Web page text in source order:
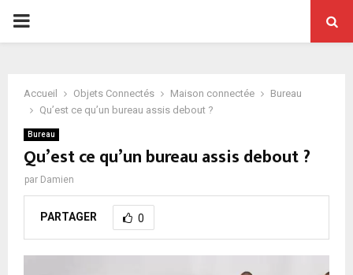
PRIMARY
Accueil Objets Connectés Maison connectée
Bureau
Qu’est ce qu’un bureau assis debout ?
Bureau
Qu’est ce qu’un bureau assis debout ?
par Damien
PARTAGER 0